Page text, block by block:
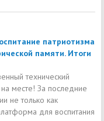
патриотизма
памяти. Итоги
технический
на месте! За последние
не только как
для воспитания